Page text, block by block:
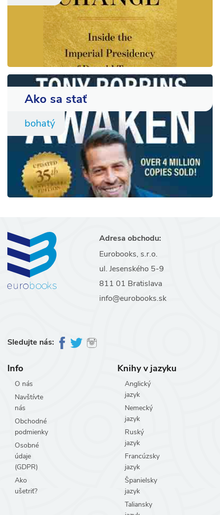
Ako sa stať
bohatý
Adresa obchodu:
Eurobooks, s.r.o.
ul. Jesenského 5-9
811 01 Bratislava
info@eurobooks.sk
Sledujte nás:
Info
O nás
Navštívte
nás
Obchodné
podmienky
Osobné
údaje
(GDPR)
Ako
ušetriť?
Knihy v jazyku
Anglický
jazyk
Nemecký
jazyk
Ruský
jazyk
Francúzsky
jazyk
Španielsky
jazyk
Taliansky